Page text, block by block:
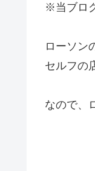
※当ブロ
ローソン
セルフの
なので、